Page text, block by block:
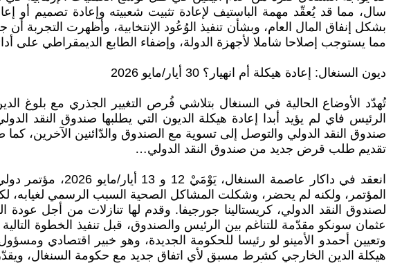
سال، مما قد يُعقّد مهمة الباستيف لإعادة تثبيت شعبيته وإعادة تصميم أو
مما يستوجب إصلاحا شاملا لأجهزة الدولة، وإضفاء الطابع الديمقراطي على
ديون السنغال: إعادة هيكلة أم انهيار؟ 30 أيار/مايو 2026
الرئيس فاي لم يؤيد أبدا إعادة هيكلة الديون التي يطلبها صندوق النقد
صندوق النقد الدولي والتوصل إلى تسوية مع الصندوق والدّائنين الآخرين،
تقديم طلب قرض جديد من صندوق النقد الدولي…
انعقد في داكار
المؤتمر، ولكنه لم يحضر، وشكلت المشاكل الصحية السبب الرسمي لغيابه،
لصندوق النقد الدولي، كريستالينا جورجيفا. وقدم لها تنازلات من أجل
وتعيين أحمدو الأمينو لو رئيسا للحكومة الجديدة، وهو خبير اقتصادي